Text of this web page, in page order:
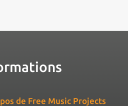
de Free Music Projects